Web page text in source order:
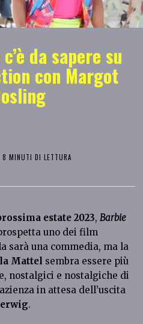
da sapere su
con Margot
8 MINUTI DI LETTURA
estate 2023,Barbie
uno dei film
sarà una commedia, ma la
Mattel sembra essere più
nostalgici e nostalgiche di
in attesa dell’uscita
.